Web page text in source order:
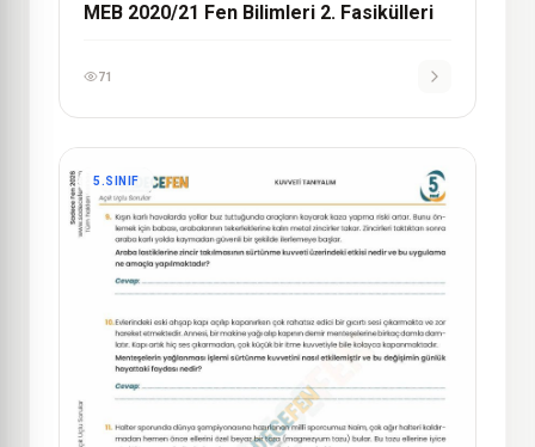
MEB 2020/21 Fen Bilimleri 2. Fasikülleri
71
5.SINIF